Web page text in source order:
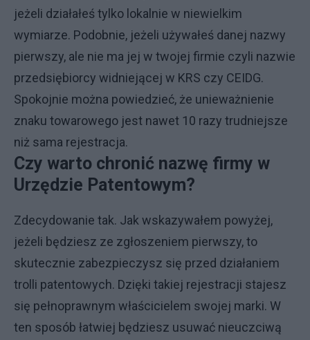
jeżeli działałeś tylko lokalnie w niewielkim
wymiarze. Podobnie, jeżeli używałeś danej nazwy
pierwszy, ale nie ma jej w twojej firmie czyli nazwie
przedsiębiorcy widniejącej w KRS czy CEIDG.
Spokojnie można powiedzieć, że unieważnienie
znaku towarowego jest nawet 10 razy trudniejsze
niż sama rejestracja.
Czy warto chronić nazwę firmy w
Urzędzie Patentowym?
Zdecydowanie tak. Jak wskazywałem powyżej,
jeżeli będziesz ze zgłoszeniem pierwszy, to
skutecznie zabezpieczysz się przed działaniem
trolli patentowych. Dzięki takiej rejestracji stajesz
się pełnoprawnym właścicielem swojej marki. W
ten sposób łatwiej będziesz usuwać nieuczciwą